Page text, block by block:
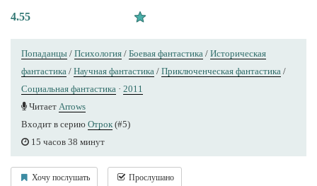
4.55
Попаданцы / Психология / Боевая фантастика / Историческая
фантастика / Научная фантастика / Приключенческая фантастика /
Социальная фантастика · 2011
Читает Arrows
Входит в серию Отрок (#5)
15 часов 38 минут
Хочу послушать Прослушано